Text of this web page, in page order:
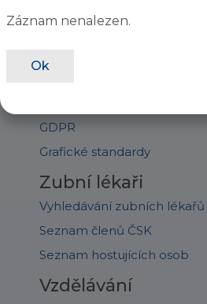
Staňte se členem
GDPR
Grafické standardy
Zubní lékaři
Vyhledávání zubních lékařů
Seznam členů ČSK
Seznam hostujících osob
Vzdělávání
Záznam nenalezen.
Ok